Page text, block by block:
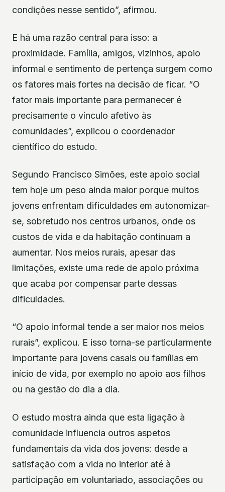
condições nesse sentido”, afirmou.
E há uma razão central para isso: a
proximidade. Família, amigos, vizinhos, apoio
informal e sentimento de pertença surgem como
os fatores mais fortes na decisão de ficar. “O
fator mais importante para permanecer é
precisamente o vínculo afetivo às
comunidades”, explicou o coordenador
científico do estudo.
Segundo Francisco Simões, este apoio social
tem hoje um peso ainda maior porque muitos
jovens enfrentam dificuldades em autonomizar-
se, sobretudo nos centros urbanos, onde os
custos de vida e da habitação continuam a
aumentar. Nos meios rurais, apesar das
limitações, existe uma rede de apoio próxima
que acaba por compensar parte dessas
dificuldades.
“O apoio informal tende a ser maior nos meios
rurais”, explicou. E isso torna-se particularmente
importante para jovens casais ou famílias em
início de vida, por exemplo no apoio aos filhos
ou na gestão do dia a dia.
O estudo mostra ainda que esta ligação à
comunidade influencia outros aspetos
fundamentais da vida dos jovens: desde a
satisfação com a vida no interior até à
participação em voluntariado, associações ou